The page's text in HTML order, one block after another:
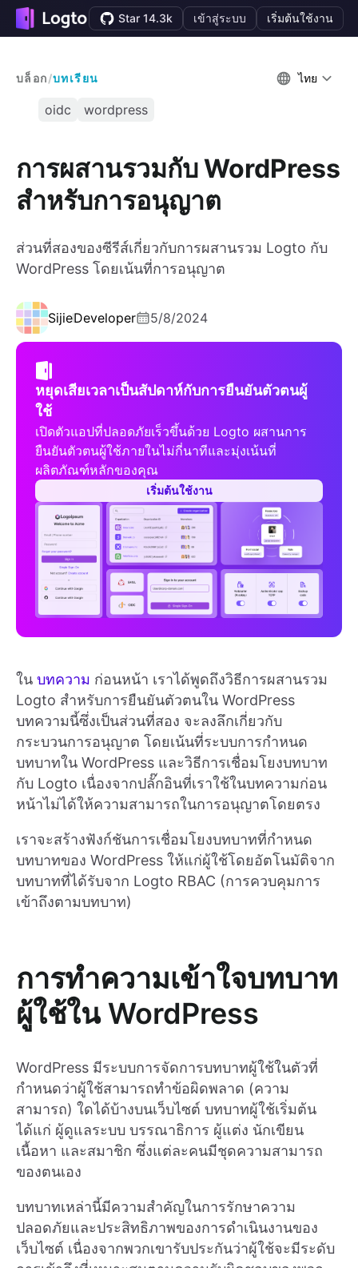
Star 14.3k เข้าสู่ระบบ เริ่มต้นใช้งาน
บล็อก/บทเรียน ไทย
oidc wordpress
การผสานรวมกับ WordPress
สำหรับการอนุญาต
ส่วนที่สองของซีรีส์เกี่ยวกับการผสานรวม Logto กับ
WordPress โดยเน้นที่การอนุญาต
SijieDeveloper 5/8/2024
หยุดเสียเวลาเป็นสัปดาห์กับการยืนยันตัวตนผู้
ใช้
เปิดตัวแอปที่ปลอดภัยเร็วขึ้นด้วย Logto ผสานการ
ยืนยันตัวตนผู้ใช้ภายในไม่กี่นาทีและมุ่งเน้นที่
ผลิตภัณฑ์หลักของคุณ
เริ่มต้นใช้งาน
ใน บทความ ก่อนหน้า เราได้พูดถึงวิธีการผสานรวม
Logto สำหรับการยืนยันตัวตนใน WordPress
บทความนี้ซึ่งเป็นส่วนที่สอง จะลงลึกเกี่ยวกับ
กระบวนการอนุญาต โดยเน้นที่ระบบการกำหนด
บทบาทใน WordPress และวิธีการเชื่อมโยงบทบาท
กับ Logto เนื่องจากปลั๊กอินที่เราใช้ในบทความก่อน
หน้าไม่ได้ให้ความสามารถในการอนุญาตโดยตรง
เราจะสร้างฟังก์ชันการเชื่อมโยงบทบาทที่กำหนด
บทบาทของ WordPress ให้แก่ผู้ใช้โดยอัตโนมัติจาก
บทบาทที่ได้รับจาก Logto RBAC (การควบคุมการ
เข้าถึงตามบทบาท)
การทำความเข้าใจบทบาท
ผู้ใช้ใน WordPress
WordPress มีระบบการจัดการบทบาทผู้ใช้ในตัวที่
กำหนดว่าผู้ใช้สามารถทำข้อผิดพลาด (ความ
สามารถ) ใดได้บ้างบนเว็บไซต์ บทบาทผู้ใช้เริ่มต้น
ได้แก่ ผู้ดูแลระบบ บรรณาธิการ ผู้แต่ง นักเขียน
เนื้อหา และสมาชิก ซึ่งแต่ละคนมีชุดความสามารถ
ของตนเอง
บทบาทเหล่านี้มีความสำคัญในการรักษาความ
ปลอดภัยและประสิทธิภาพของการดำเนินงานของ
เว็บไซต์ เนื่องจากพวกเขารับประกันว่าผู้ใช้จะมีระดับ